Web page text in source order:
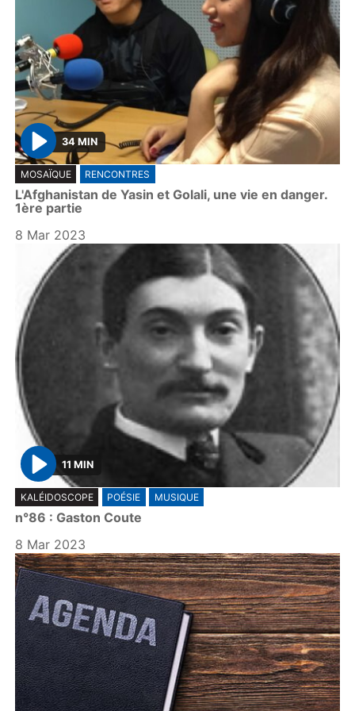
P
l
a
y
34 MIN
MOSAÏQUE RENCONTRES
L'Afghanistan de Yasin et Golali, une vie en danger.
1ère partie
8 Mar 2023
P
l
a
y
11 MIN
KALÉIDOSCOPE POÉSIE MUSIQUE
n°86 : Gaston Coute
8 Mar 2023